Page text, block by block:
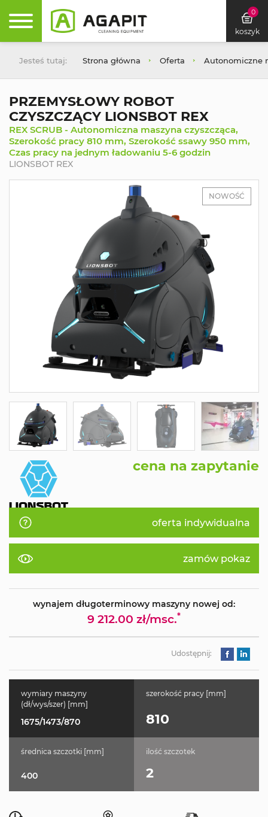
0
koszyk
Jesteś tutaj: Strona główna Oferta Autonomiczne
PRZEMYSŁOWY ROBOT
CZYSZCZĄCY LIONSBOT REX
REX SCRUB - Autonomiczna maszyna czyszcząca,
Szerokość pracy 810 mm, Szerokość ssawy 950 mm,
Czas pracy na jednym ładowaniu 5-6 godzin
LIONSBOT REX
NOWOŚĆ
cena na zapytanie
oferta indywidualna
zamów pokaz
wynajem długoterminowy maszyny nowej od:
9 212.00 zł/msc.*
Udostępnij:
wymiary maszyny
(dł/wys/szer) [mm]
1675/1473/870
szerokość pracy [mm]
810
średnica szczotki [mm]
400
ilość szczotek
2